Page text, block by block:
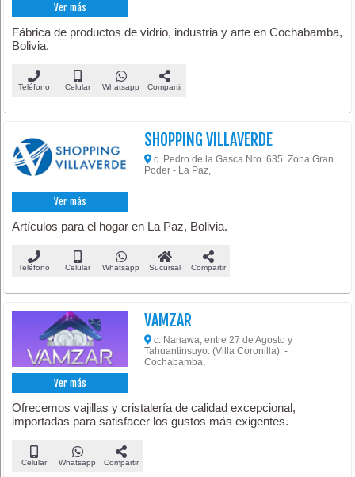
Ver más
Fábrica de productos de vidrio, industria y arte en Cochabamba,
Bolivia.
Teléfono Celular Whatsapp Compartir
Ver más
SHOPPING VILLAVERDE
c. Pedro de la Gasca Nro. 635. Zona Gran
Poder - La Paz,
Artículos para el hogar en La Paz, Bolivia.
Teléfono Celular Whatsapp Sucursal Compartir
Ver más
VAMZAR
c. Nanawa, entre 27 de Agosto y
Tahuantinsuyo. (Villa Coronilla). -
Cochabamba,
Ofrecemos vajillas y cristalería de calidad excepcional,
importadas para satisfacer los gustos más exigentes.
Celular Whatsapp Compartir